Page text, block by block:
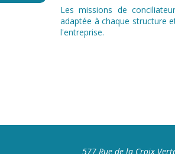
Les missions de
adaptée à chaque structure
l'entreprise.
577 Rue de la Croix